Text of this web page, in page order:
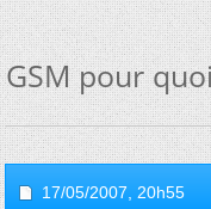
GSM pour
17/05/2007, 20h55